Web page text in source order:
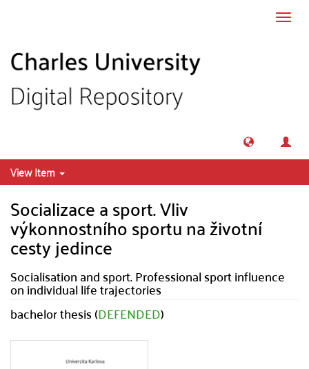
View Item
Socializace a sport. Vliv
výkonnostního sportu na životní
cesty jedince
Socialisation and sport. Professional sport influence
on individual life trajectories
bachelor thesis (DEFENDED)